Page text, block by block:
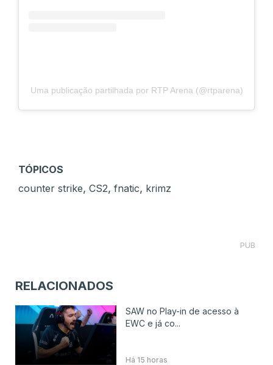
Uma publicação partilhada por RTP Arena (@rtparena)
TÓPICOS
counter strike, CS2, fnatic, krimz
PUB
RELACIONADOS
SAW no Play-in de acesso à
EWC e já co...
Há 15 horas